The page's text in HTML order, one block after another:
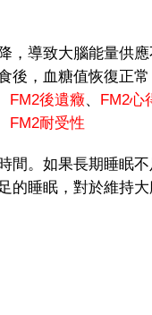
導致大腦能量供應
，血糖值恢復正常
FM2後遺癥、 FM2心
FM2耐受性
。如果長期睡眠不
睡眠，對於維持大